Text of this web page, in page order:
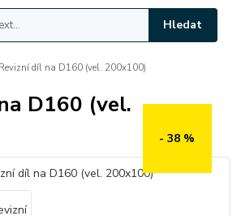
Hledat
Revizní díl na D160 (vel. 200x100)
D160 (vel.
- 38 %